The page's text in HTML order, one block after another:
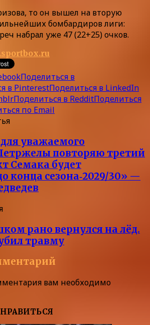
то он вышел на вторую
бомбардиров лиги:
набрал уже 47 (22+25) очков.
Поделиться в
в PinterestПоделиться в LinkedIn
Поделиться в RedditПоделиться
по Email
уважаемого
повторяю третий
Семака будет
конца сезона‑2029/30» —
рано вернулся на лёд.
травму
вам необходимо